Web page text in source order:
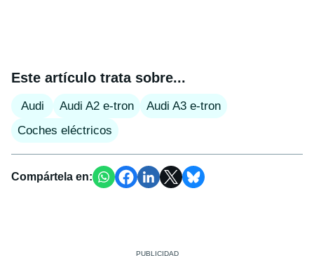
Este artículo trata sobre...
Audi Audi A2 e-tron
Audi A3 e-tron
Coches eléctricos
Compártela en: